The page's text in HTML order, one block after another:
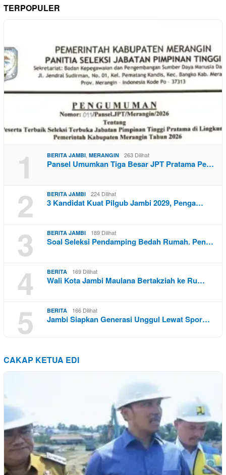
TERPOPULER
1 BERITA JAMBI MERANGIN 263 Dilihat
Pansel Umumkan Tiga Besar JPT Pratama Pe…
2 BERITA JAMBI 224 Dilihat
3 Kandidat Kuat Pilgub Jambi 2029, Penga…
3 BERITA JAMBI 189 Dilihat
Soal Seleksi Pendamping Bedah Rumah. Pen…
4 BERITA 169 Dilihat
Wali Kota Jambi Maulana Bertakziah ke Ru…
5 BERITA 166 Dilihat
Jambi Siapkan Generasi Unggul Lewat Spor…
CAKAP KETUA EDI